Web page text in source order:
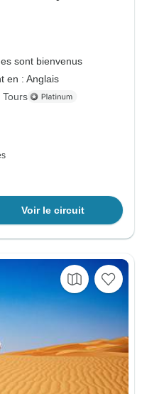
sont bienvenus
en : Anglais
Voir le circuit